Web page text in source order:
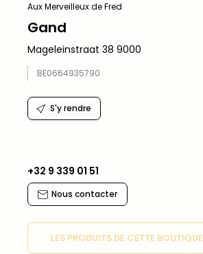
Aux Merveilleux de Fred
Gand
Mageleinstraat 38 9000
BE0664935790
S'y rendre
+32 9 339 01 51
Nous contacter
LES PRODUITS DE CETTE BOUTIQUE